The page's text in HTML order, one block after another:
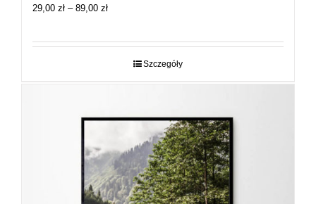
29,00 zł – 89,00 złZakres
29,00 zł
Szczegóły